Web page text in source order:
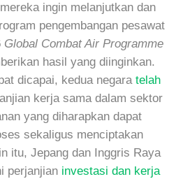
ingin melanjutkan dan
pengembangan pesawat
Global Combat Air Programme
hasil yang diinginkan.
dicapai, kedua negara telah
kerja sama dalam sektor
yang diharapkan dapat
sekaligus menciptakan
itu, Jepang dan Inggris Raya
perjanjian investasi dan kerja